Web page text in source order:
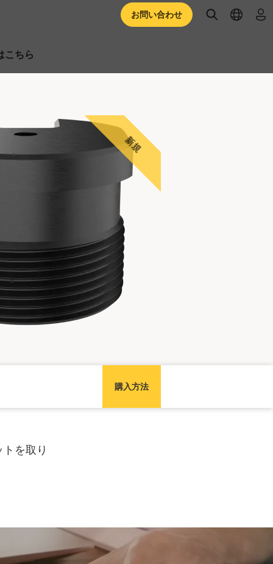
こちら
お問い合わせ openopen
新規
購入方法
を取り